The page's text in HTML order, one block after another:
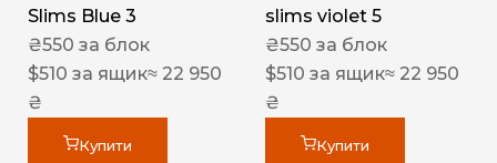
Slims Blue 3
₴550 за блок
$510 за ящик≈ 22 950
₴
Купити
slims violet 5
₴550 за блок
$510 за ящик≈ 22 950
₴
Купити